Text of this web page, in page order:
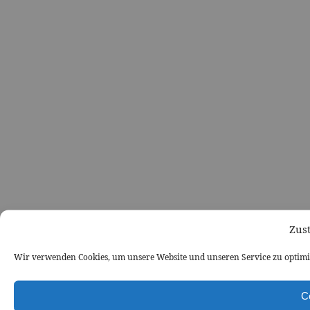
Wir verwenden Cookies, um unsere Website und unseren Service zu